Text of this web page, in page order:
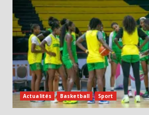
Actualités Basketball Sport